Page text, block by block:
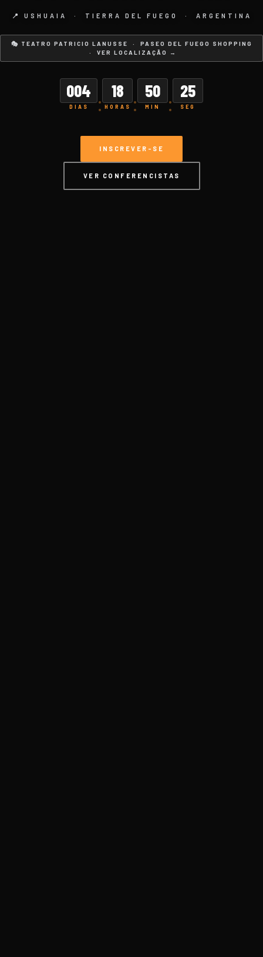
📍 USHUAIA · TIERRA DEL FUEGO · ARGENTINA
🎭 TEATRO PATRICIO LANUSSE · PASEO DEL FUEGO SHOPPING
· VER LOCALIZAÇÃO →
004
DIAS : 18
HORAS : 50
MIN : 24
SEG
INSCREVER-SE
VER CONFERENCISTAS